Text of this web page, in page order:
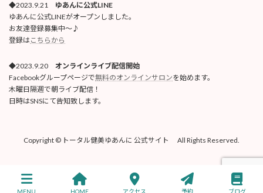
◆2023.9.21 ゆあんに公式LINE
ゆあんに公式LINEがオープンしました。
お友達登録募集中〜♪
登録はこちらから
◆2023.9.20 オンラインライブ配信開始
Facebookグループページで無料のオンラインサロンを始めます。
木曜日隔週で朝ライブ配信！
日時はSNSにて告知致します。
Copyright © トータル健美ゆあんに 公式サイト All Rights Reserved.
MENU HOME アクセス 予約 ブログ